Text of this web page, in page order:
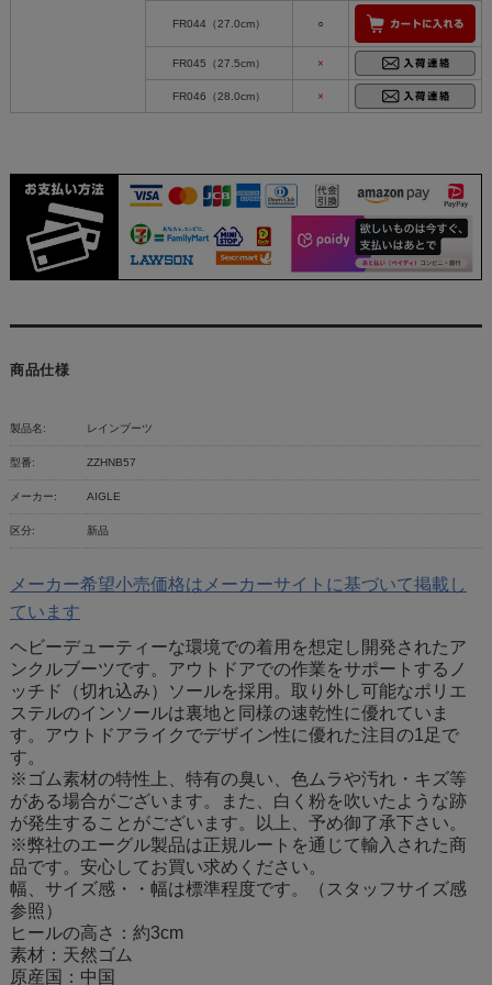
FR044（27.0cm） ○
FR045（27.5cm） ×
FR046（28.0cm） ×
商品仕様
製品名: レインブーツ
型番: ZZHNB57
メーカー: AIGLE
区分: 新品
メーカー希望小売価格はメーカーサイトに基づいて掲載し
ています
ヘビーデューティーな環境での着用を想定し開発されたア
ンクルブーツです。アウトドアでの作業をサポートするノ
ッチド（切れ込み）ソールを採用。取り外し可能なポリエ
ステルのインソールは裏地と同様の速乾性に優れていま
す。アウトドアライクでデザイン性に優れた注目の1足で
す。
※ゴム素材の特性上、特有の臭い、色ムラや汚れ・キズ等
がある場合がございます。また、白く粉を吹いたような跡
が発生することがございます。以上、予め御了承下さい。
※弊社のエーグル製品は正規ルートを通じて輸入された商
品です。安心してお買い求めください。
幅、サイズ感・・幅は標準程度です。（スタッフサイズ感
参照）
ヒールの高さ：約3cm
素材：天然ゴム
原産国：中国